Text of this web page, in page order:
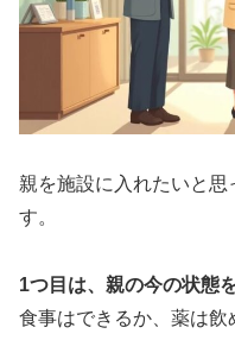
親を施設に入れたいと
す。
1つ目は、親の今の状態
食事はできるか、薬は